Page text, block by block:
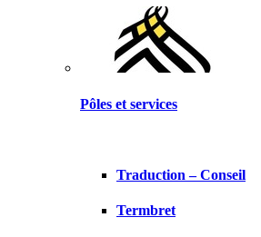
Pôles et services
Traduction – Conseil
Termbret